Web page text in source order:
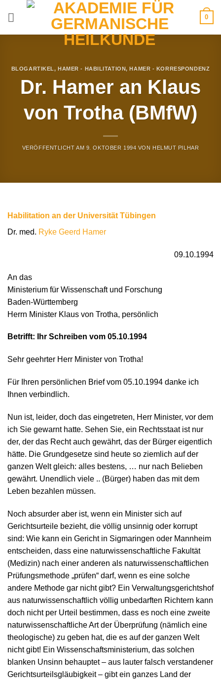
0
BLOGARTIKEL,HAMER - HABILITATION,HAMER - KORRESPONDENZ
Dr. Hamer an Klaus
von Trotha (BMfW)
VERÖFFENTLICHT AM 9. OKTOBER 1994 VON HELMUT PILHAR
Habilitation an der Universität Tübingen
Dr. med. Ryke Geerd Hamer
09.10.1994
An das
Ministerium für Wissenschaft und Forschung
Baden-Württemberg
Herrn Minister Klaus von Trotha, persönlich
Betrifft: Ihr Schreiben vom 05.10.1994
Sehr geehrter Herr Minister von Trotha!
Für Ihren persönlichen Brief vom 05.10.1994 danke ich
Ihnen verbindlich.
Nun ist, leider, doch das eingetreten, Herr Minister, vor dem
ich Sie gewarnt hatte. Sehen Sie, ein Rechtsstaat ist nur
der, der das Recht auch gewährt, das der Bürger eigentlich
hätte. Die Grundgesetze sind heute so ziemlich auf der
ganzen Welt gleich: alles bestens, … nur nach Belieben
gewährt. Unendlich viele .. (Bürger) haben das mit dem
Leben bezahlen müssen.
Noch absurder aber ist, wenn ein Minister sich auf
Gerichtsurteile bezieht, die völlig unsinnig oder korrupt
sind: Wie kann ein Gericht in Sigmaringen oder Mannheim
entscheiden, dass eine naturwissenschaftliche Fakultät
(Medizin) nach einer anderen als naturwissenschaftlichen
Prüfungsmethode „prüfen“ darf, wenn es eine solche
andere Methode gar nicht gibt? Ein Verwaltungsgerichtshof
aus naturwissenschaftlich völlig unbedarften Richtern kann
doch nicht per Urteil bestimmen, dass es noch eine zweite
naturwissenschaftliche Art der Überprüfung (nämlich eine
theologische) zu geben hat, die es auf der ganzen Welt
nicht gibt! Ein Wissenschaftsministerium, das solchen
blanken Unsinn behauptet – aus lauter falsch verstandener
Gerichtsurteilsgläubigkeit – gibt ein ganzes Land der